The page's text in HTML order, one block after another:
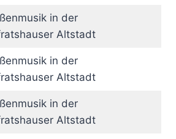
in der
Altstadt
in der
Altstadt
in der
Altstadt